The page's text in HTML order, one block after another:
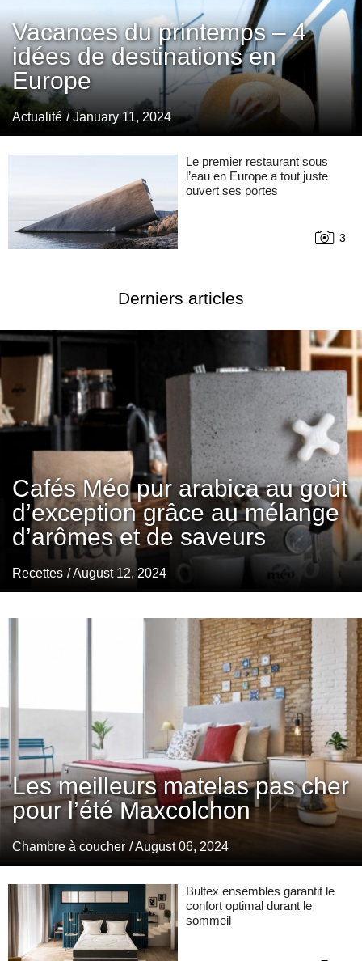
Vacances du printemps – 4
idées de destinations en
Europe
Actualité / January 11, 2024
Le premier restaurant sous
l’eau en Europe a tout juste
ouvert ses portes
3
Derniers articles
Cafés Méo pur arabica au goût
d’exception grâce au mélange
d’arômes et de saveurs
Recettes / August 12, 2024
Les meilleurs matelas pas cher
pour l’été Maxcolchon
Chambre à coucher / August 06, 2024
Bultex ensembles garantit le
confort optimal durant le
sommeil